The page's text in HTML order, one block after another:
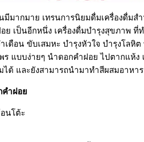
มีมากมาย เทรนการนิยมดื่มเครื่องดื่ม
ย เป็นอีกหนึ่ง เครื่องดื่มบำรุงสุขภาพ
ดือน ขับเสมหะ บำรุงหัวใจ บำรุงโลหิ
ร แบบง่ายๆ นำดอกคำฝอย ไปตากแห้
ได้ และยังสามารถนำมาทำสีผสมอาหาร
ำฝอย
นโต้ะ